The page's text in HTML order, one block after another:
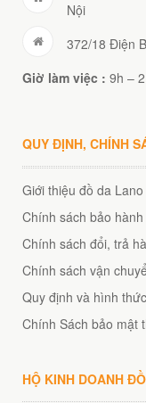
Nội
372/18 Điện
Giờ làm việc : 9h –
QUY ĐỊNH, CHÍNH
Giới thiệu đồ da Lano
Chính sách bảo hành
Chính sách đổi, trả
Chính sách vận
Quy định và hình
Chính Sách bảo mật
HỘ KINH DOANH